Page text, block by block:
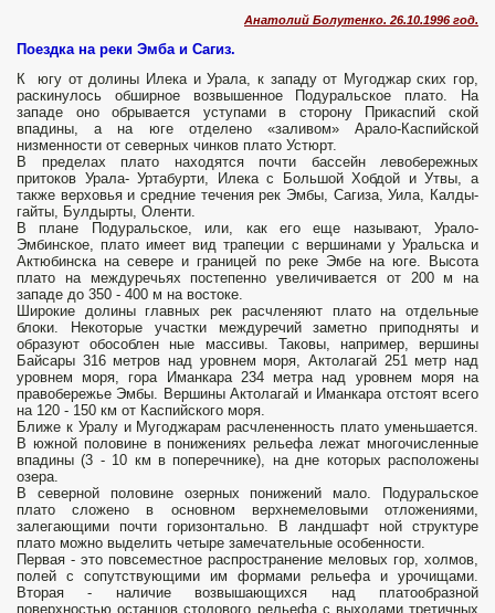
Анатолий Болутенко. 26.10.1996 год.
Поездка на реки Эмба и Сагиз.
К югу от долины Илека и Урала, к западу от Мугоджар­ ских гор,
раскинулось обширное возвышенное Подуральское плато. На
западе оно обрывается уступами в сторону Прикаспий­ ской
впадины, а на юге отделено «заливом» Арало-Каспийской
низменности от северных чинков плато Устюрт.
В пределах плато находятся почти бассейн левобережных
притоков Урала- Уртабурти, Илека с Большой Хобдой и Утвы, а
также верховья и средние течения рек Эмбы, Сагиза, Уила, Калды­
гайты, Булдырты, Оленти.
В плане Подуральское, или, как его еще называют, Урало-
Эмбинское, плато имеет вид трапеции с вершинами у Уральска и
Актюбинска на севере и границей по реке Эмбе на юге. Высота
плато на междуречьях постепенно увеличивается от 200 м на
западе до 350 - 400 м на востоке.
Широкие долины главных рек расчленяют плато на отдельные
блоки. Некоторые участки междуречий заметно приподняты и
образуют обособлен­ ные массивы. Таковы, например, вершины
Байсары 316 метров над уровнем моря, Актолагай 251 метр над
уровнем моря, гора Иманкара 234 метра над уровнем моря на
правобережье Эмбы. Вершины Актолагай и Иманкара отстоят всего
на 120 - 150 км от Каспийского моря.
Ближе к Уралу и Мугоджарам расчлененность плато уменьшается.
В южной половине в понижениях рельефа лежат многочисленные
впадины (3 - 10 км в поперечнике), на дне которых расположены
озера.
В северной половине озерных понижений мало. Подуральское
плато сложено в основном верхнемеловыми отложениями,
залегающими почти горизонтально. В ландшафт­ ной структуре
плато можно выделить четыре замечательные особенности.
Первая - это повсеместное распространение меловых гор, холмов,
полей с сопутствующими им формами рельефа и урочищами.
Вторая - наличие возвышающихся над платообразной
поверхностью останцов столового рельефа с выходами третичных